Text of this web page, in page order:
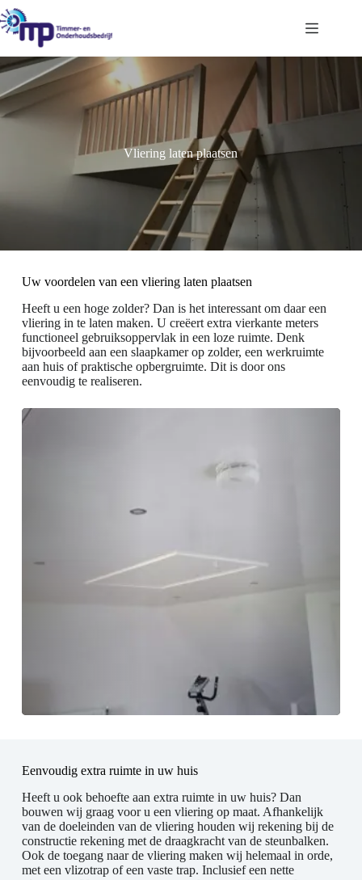
Ga
naar
de
Vliering laten plaatsen
Uw voordelen van een vliering laten plaatsen
Heeft u een hoge zolder? Dan is het interessant om daar een
vliering in te laten maken. U creëert extra vierkante meters
functioneel gebruiksoppervlak in een loze ruimte. Denk
bijvoorbeeld aan een slaapkamer op zolder, een werkruimte
aan huis of praktische opbergruimte. Dit is door ons
eenvoudig te realiseren.
Eenvoudig extra ruimte in uw huis
Heeft u ook behoefte aan extra ruimte in uw huis? Dan
bouwen wij graag voor u een vliering op maat. Afhankelijk
van de doeleinden van de vliering houden wij rekening bij de
constructie rekening met de draagkracht van de steunbalken.
Ook de toegang naar de vliering maken wij helemaal in orde,
met een vlizotrap of een vaste trap. Inclusief een nette